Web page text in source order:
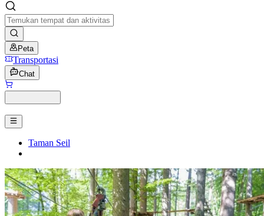
Peta
Transportasi
Chat
Taman Seil